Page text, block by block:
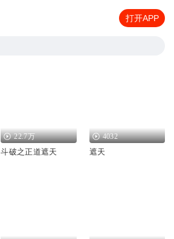
打开APP
22.7万
斗破之正道遮天
4032
遮天